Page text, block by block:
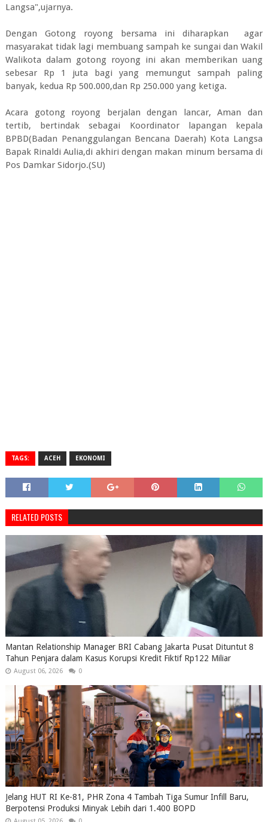
Langsa",ujarnya.
Dengan Gotong royong bersama ini diharapkan agar
masyarakat tidak lagi membuang sampah ke sungai dan Wakil
Walikota dalam gotong royong ini akan memberikan uang
sebesar Rp 1 juta bagi yang memungut sampah paling
banyak, kedua Rp 500.000,dan Rp 250.000 yang ketiga.
Acara gotong royong berjalan dengan lancar, Aman dan
tertib, bertindak sebagai Koordinator lapangan kepala
BPBD(Badan Penanggulangan Bencana Daerah) Kota Langsa
Bapak Rinaldi Aulia,di akhiri dengan makan minum bersama di
Pos Damkar Sidorjo.(SU)
TAGS: ACEH EKONOMI
RELATED POSTS
Mantan Relationship Manager BRI Cabang Jakarta Pusat Dituntut 8
Tahun Penjara dalam Kasus Korupsi Kredit Fiktif Rp122 Miliar
August 06, 2026 0
Jelang HUT RI Ke-81, PHR Zona 4 Tambah Tiga Sumur Infill Baru,
Berpotensi Produksi Minyak Lebih dari 1.400 BOPD